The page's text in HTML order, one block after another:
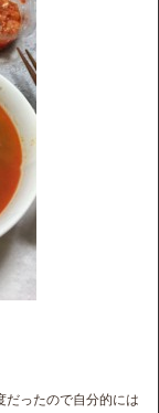
だったので自分的には